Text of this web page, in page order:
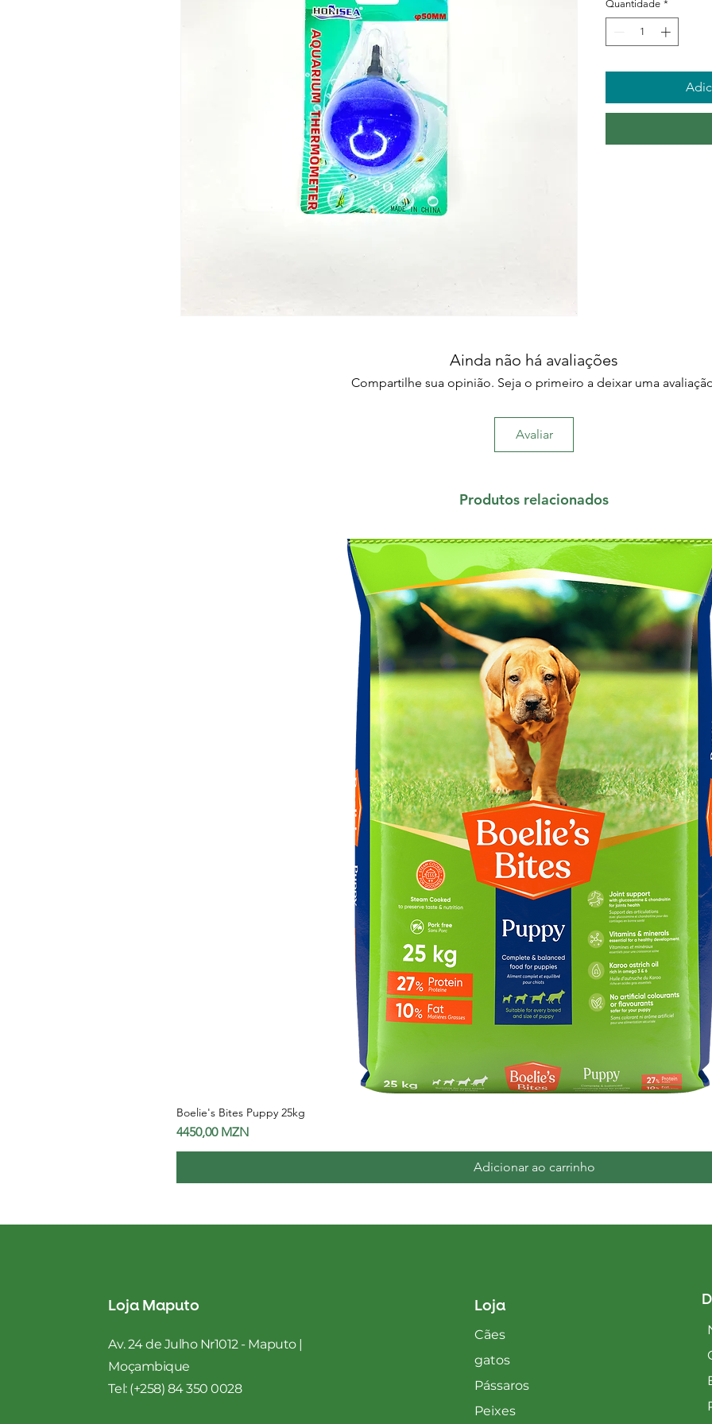
Quantidade *
Ainda não há avaliações
Compartilhe sua opinião. Seja o primeiro a deixar uma
Avaliar
Produtos relacionados
Boelie's Bites Puppy 25kg
Preço
4450,00 MZN
Adicionar ao carrinho
Loja Maputo
Av. 24 de Julho Nr1012 - Maputo |
Moçambique
Tel: (+258) 84 350 0028
Loja
Cães
gatos
Pássaros
Peixes